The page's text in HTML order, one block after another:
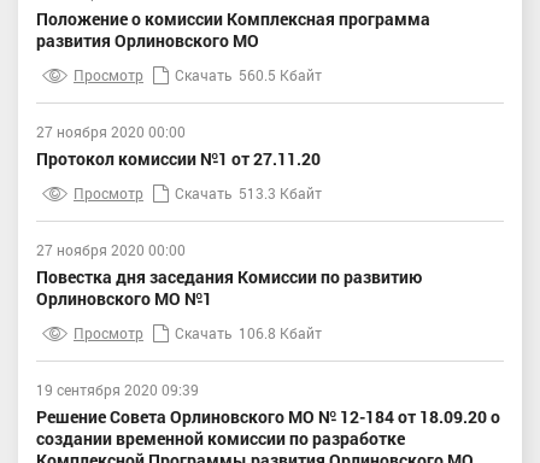
Положение о комиссии Комплексная программа
развития Орлиновского МО
Просмотр Скачать 560.5 Кбайт
27 ноября 2020 00:00
Протокол комиссии №1 от 27.11.20
Просмотр Скачать 513.3 Кбайт
27 ноября 2020 00:00
Повестка дня заседания Комиссии по развитию
Орлиновского МО №1
Просмотр Скачать 106.8 Кбайт
19 сентября 2020 09:39
Решение Совета Орлиновского МО № 12-184 от 18.09.20 о
создании временной комиссии по разработке